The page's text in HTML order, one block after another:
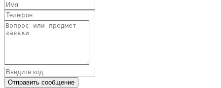
Отправить сообщение